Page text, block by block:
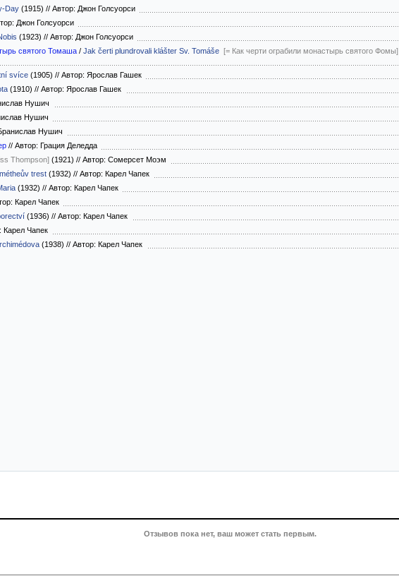
Day (1915) // Автор: Джон Голсуорси
Джон Голсуорси
(1923) // Автор: Джон Голсуорси
святого Томаша / Jak čerti plundrovali klášter Sv. Tomáše [= Как черти ограбили монастырь святого Фомы]
svíce (1905) // Автор: Ярослав Гашек
(1910) // Автор: Ярослав Гашек
Нушич
Нушич
Нушич
// Автор: Грация Деледда
Thompson] (1921) // Автор: Сомерсет Моэм
trest (1932) // Автор: Карел Чапек
(1932) // Автор: Карел Чапек
Карел Чапек
(1936) // Автор: Карел Чапек
Карел Чапек
(1938) // Автор: Карел Чапек
Отзывов пока нет, ваш может стать первым.